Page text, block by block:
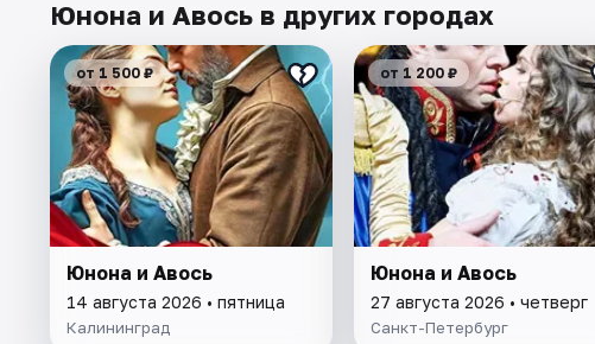
Юнона и Авось в других городах
от 1 500 ₽
Юнона и Авось
14 августа 2026 • пятница
Калининград
от 1 200 ₽
Юнона и Авось
27 августа 2026 • четверг
Санкт-Петербург